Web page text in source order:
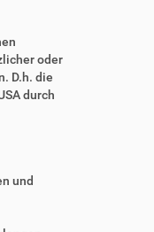
oder
D.h. die
durch
und